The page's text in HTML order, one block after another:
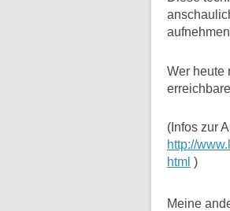
Wer heute
(Infos zur
http://
html )
Meine